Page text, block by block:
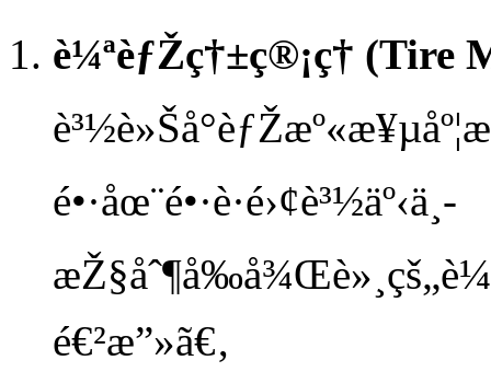
è¼ªèƒŽç†±ç®¡ç† (Tire
é•·åœ¨é•·è·é›¢è³½äº‹ä¸­
é€²æ”»ã€‚